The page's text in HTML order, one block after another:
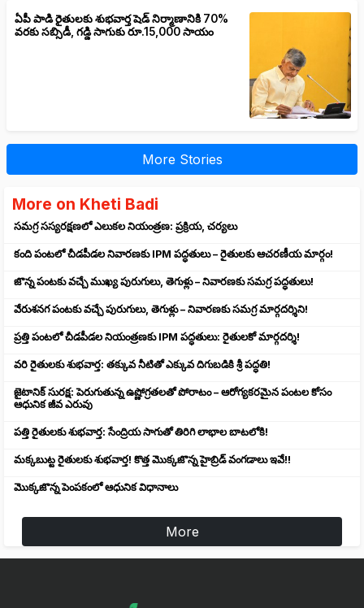
ఏపీ పాడి రైతులకు శుభవార్త షెడ్ నిర్మాణానికి 70%
వరకు సబ్సిడీ, గడ్డి సాగుకు రూ.15,000 సాయం
More Stories
More on Kheti Badi
సమగ్ర సస్యరక్షణలో ఎలుకల నియంత్రణ: ప్రక్రియ, చర్యలు
కంది పంటలో చీడపీడల నివారణకు IPM పద్ధతులు – రైతులకు ఆచరణీయ మార్గం!
జొన్న పంటకు వచ్చే ముఖ్య పురుగులు, తెగుళ్లు – నివారణకు సమగ్ర పద్ధతులు!
వేరుశనగ పంటకు వచ్చే పురుగులు, తెగుళ్లు – నివారణకు సమగ్ర మార్గదర్శిని!
ప్రత్తి పంటలో చీడపీడల నియంత్రణకు IPM పద్ధతులు: రైతులకో మార్గదర్శి!
వరి రైతులకు శుభవార్త: తక్కువ నీటితో ఎక్కువ దిగుబడికి శ్రీ పద్ధతి!
జైటానిక్ సురక్ష: పెరుగుతున్న ఉష్ణోగ్రతలతో పోరాటం – ఆరోగ్యకరమైన పంటల కోసం
ఆధునిక జీవ ఎరువు
పత్తి రైతులకు శుభవార్త: సేంద్రియ సాగుతో తిరిగి లాభాల బాటలోకి!
మక్కబుట్ట రైతులకు శుభవార్త! కొత్త మొక్కజొన్న హైబ్రిడ్ వంగడాలు ఇవే!!
మొక్కజొన్న పెంపకంలో ఆధునిక విధానాలు
More